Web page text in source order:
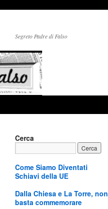
Segreto Padre di Falso
Cerca
Come Siamo Diventati
Schiavi della UE
Dalla Chiesa e La Torre, non
basta commemorare